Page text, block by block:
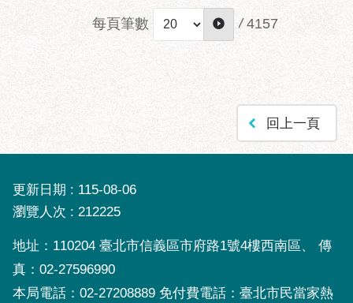
每頁筆數 / 4157
回上一頁
更新日期
115-08-06
瀏覽人次
212225
地址：110204 臺北市信義區市府路1號4樓西南區、 傳
真：02-27596990
本局電話：02-27208889 免付費電話：臺北市民當家熱